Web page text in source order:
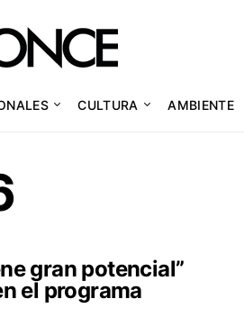
CULTURA AMBIENTE
gran potencial”
el programa